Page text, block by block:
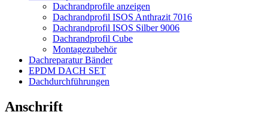
Dachrandprofile anzeigen
Dachrandprofil ISOS Anthrazit 7016
Dachrandprofil ISOS Silber 9006
Dachrandprofil Cube
Montagezubehör
Dachreparatur Bänder
EPDM DACH SET
Dachdurchführungen
Anschrift